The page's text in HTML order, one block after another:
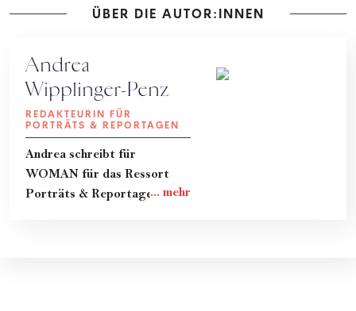
ÜBER DIE AUTOR:INNEN
Andrea
Wipplinger-Penz
REDAKTEURIN FÜR
PORTRÄTS & REPORTAGEN
Andrea schreibt für
WOMAN für das Ressort
Porträts & Reportagen.